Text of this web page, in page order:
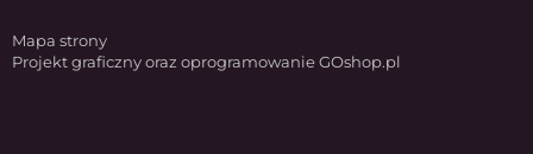
Mapa strony
Projekt graficzny oraz oprogramowanie GOshop.pl